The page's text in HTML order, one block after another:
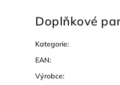
Doplňkové
Kategorie:
EAN:
Výrobce: